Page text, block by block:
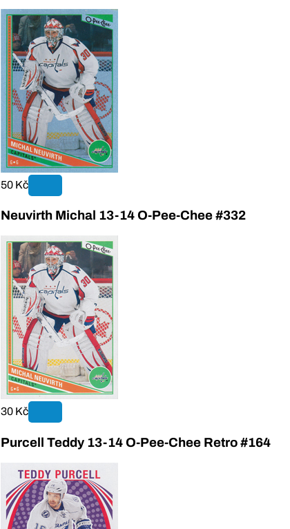
50 Kč
Neuvirth Michal 13-14 O-Pee-Chee #332
30 Kč
Purcell Teddy 13-14 O-Pee-Chee Retro #164